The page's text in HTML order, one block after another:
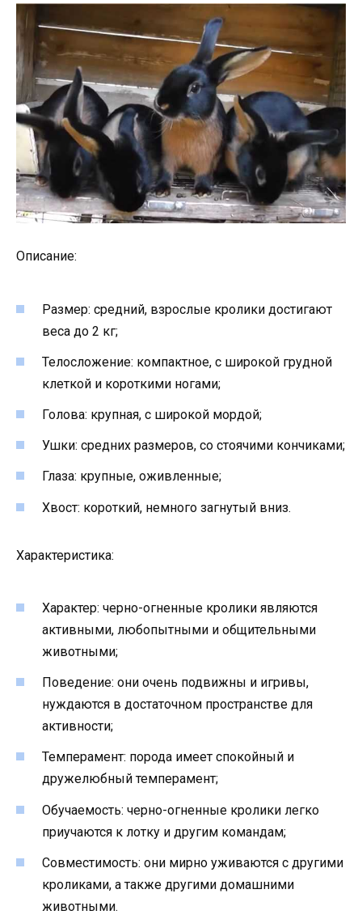
Описание:
Размер: средний, взрослые кролики достигают
веса до 2 кг;
Телосложение: компактное, с широкой грудной
клеткой и короткими ногами;
Голова: крупная, с широкой мордой;
Ушки: средних размеров, со стоячими кончиками;
Глаза: крупные, оживленные;
Хвост: короткий, немного загнутый вниз.
Характеристика:
Характер: черно-огненные кролики являются
активными, любопытными и общительными
животными;
Поведение: они очень подвижны и игривы,
нуждаются в достаточном пространстве для
активности;
Темперамент: порода имеет спокойный и
дружелюбный темперамент;
Обучаемость: черно-огненные кролики легко
приучаются к лотку и другим командам;
Совместимость: они мирно уживаются с другими
кроликами, а также другими домашними
животными.